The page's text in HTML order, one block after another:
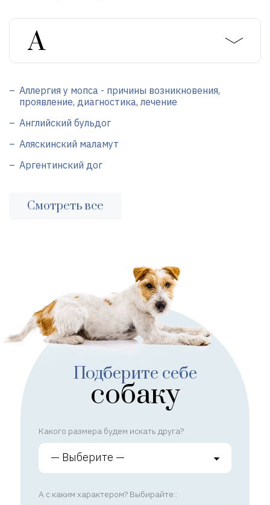
Аллергия у мопса - причины возникновения,
проявление, диагностика, лечение
Английский бульдог
Аляскинский маламут
Аргентинский дог
Смотреть все
Подберите себе
собаку
Какого размера будем искать друга?
А с каким характером? Выбирайте::